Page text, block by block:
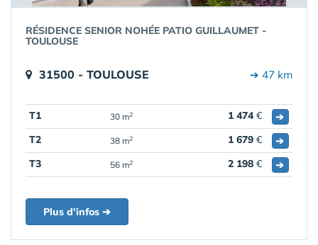
RÉSIDENCE SENIOR NOHÉE PATIO GUILLAUMET -
TOULOUSE
31500 - TOULOUSE ➔ 47 km
T1 30 m2 1 474€
➔
T2
38 m2 1 679 €
➔
T3
56 m2 2 198 € ➔
Plus d'infos ➔